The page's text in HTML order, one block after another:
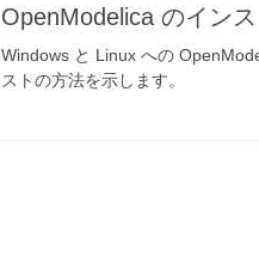
OpenModelica のイン
Windows と Linux への
ストの方法を示します。